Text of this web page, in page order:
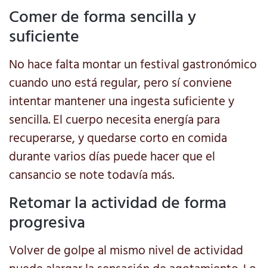
Comer de forma sencilla y
suficiente
No hace falta montar un festival gastronómico
cuando uno está regular, pero sí conviene
intentar mantener una ingesta suficiente y
sencilla. El cuerpo necesita energía para
recuperarse, y quedarse corto en comida
durante varios días puede hacer que el
cansancio se note todavía más.
Retomar la actividad de forma
progresiva
Volver de golpe al mismo nivel de actividad